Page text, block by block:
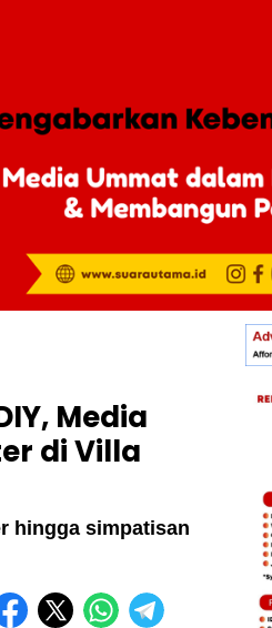
Media
di Villa
hingga simpatisan